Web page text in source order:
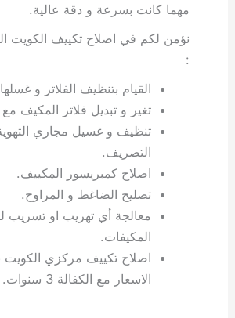
مهما كانت بسرعة و دقة عالية.
نؤمن لكم في اصلاح تكييف الكويت
:
القيام بتنظيف الفلاتر و
تغير و تبديل فلاتر المكيف
تنظيف و غسيل مجاري
التصريف.
اصلاح كمبريسور المكييف.
تصليح الضاغط و المراوح.
معالجة أي تهريب او تسريب
المكيفات.
اصلاح تكييف مركزي
الاسعار مع الكفالة 3 سنوات.